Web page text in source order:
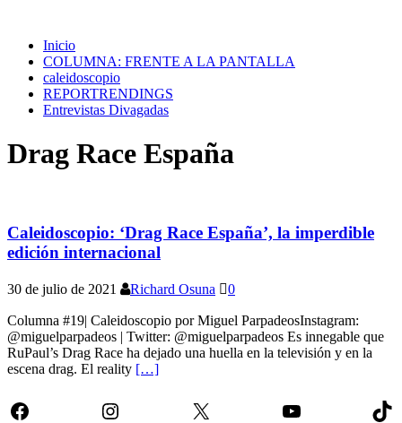
Inicio
COLUMNA: FRENTE A LA PANTALLA
caleidoscopio
REPORTRENDINGS
Entrevistas Divagadas
Drag Race España
Caleidoscopio: ‘Drag Race España’, la imperdible
edición internacional
30 de julio de 2021 Richard Osuna 0
Columna #19| Caleidoscopio por Miguel ParpadeosInstagram:
@miguelparpadeos | Twitter: @miguelparpadeos Es innegable que
RuPaul’s Drag Race ha dejado una huella en la televisión y en la
escena drag. El reality […]
Facebook Instagram X YouTube